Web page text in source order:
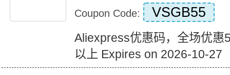
Coupon Code: VSGB55
Aliexpress优惠码，全场优惠
以上 Expires on 2026-10-27